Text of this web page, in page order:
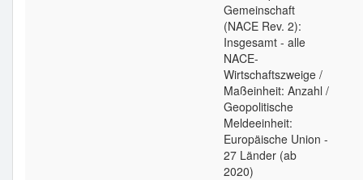
Gemeinschaft
(NACE Rev. 2):
Insgesamt - alle
NACE-
Wirtschaftszweige /
Maßeinheit: Anzahl /
Geopolitische
Meldeeinheit:
Europäische Union -
27 Länder (ab
2020)